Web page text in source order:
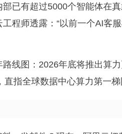
已有超过5000个智能体在
程师透露：“以前一个AI客
线图：2026年底将推出算
指全球数据中心算力第一梯